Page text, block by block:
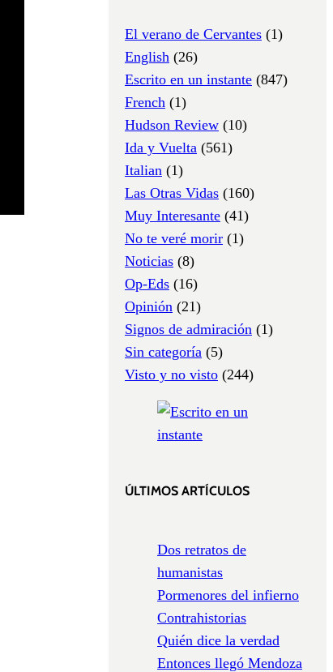
El verano de Cervantes (1)
English (26)
Escrito en un instante (847)
French (1)
Hudson Review (10)
Ida y Vuelta (561)
Italian (1)
Las Otras Vidas (160)
Muy Interesante (41)
No te veré morir (1)
Noticias (8)
Op-Eds (16)
Opinión (21)
Signos de admiración (1)
Sin categoría (5)
Visto y no visto (244)
ÚLTIMOS ARTÍCULOS
Dos retratos de
humanistas
Pormenores del infierno
Contrahistorias
Quién dice la verdad
Entonces llegó Mendoza